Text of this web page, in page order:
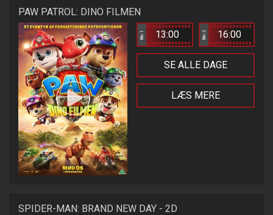
PAW PATROL: DINO FILMEN
Bio 1 13:00 Bio 2 16:00
SE ALLE DAGE
LÆS MERE
SPIDER-MAN: BRAND NEW DAY - 2D